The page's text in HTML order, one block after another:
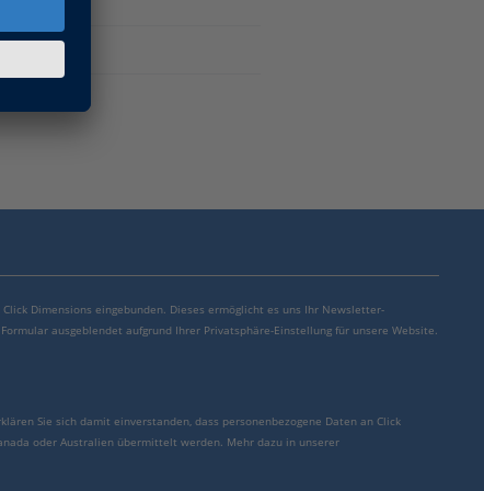
Dimensions eingebunden. Dieses ermöglicht es uns Ihr Newsletter-
ausgeblendet aufgrund Ihrer Privatsphäre-Einstellung für unsere Website.
Sie sich damit einverstanden, dass personenbezogene Daten an Click
oder Australien übermittelt werden. Mehr dazu in unserer